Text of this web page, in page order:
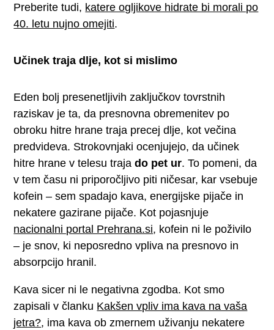
Preberite tudi, katere ogljikove hidrate bi morali po
40. letu nujno omejiti.
Učinek traja dlje, kot si mislimo
Eden bolj presenetljivih zaključkov tovrstnih
raziskav je ta, da presnovna obremenitev po
obroku hitre hrane traja precej dlje, kot večina
predvideva. Strokovnjaki ocenjujejo, da učinek
hitre hrane v telesu trajado pet ur. To pomeni, da
v tem času ni priporočljivo piti ničesar, kar vsebuje
kofein – sem spadajo kava, energijske pijače in
nekatere gazirane pijače. Kot pojasnjuje
nacionalni portal Prehrana.si, kofein ni le poživilo
– je snov, ki neposredno vpliva na presnovo in
absorpcijo hranil.
Kava sicer ni le negativna zgodba. Kot smo
zapisali v članku Kakšen vpliv ima kava na vaša
jetra?, ima kava ob zmernem uživanju nekatere